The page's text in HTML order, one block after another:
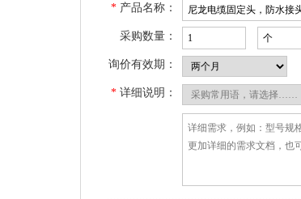
* 产品名称：
采购数量：
询价有效期：
* 详细说明：